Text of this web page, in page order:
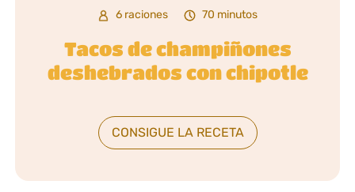
6 raciones 70 minutos
Tacos de champiñones
deshebrados con chipotle
CONSIGUE LA RECETA